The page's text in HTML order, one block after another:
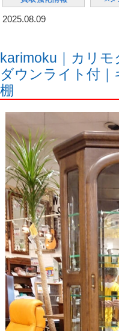
2025.08.09
karimoku｜カリモ
ダウンライト付｜
棚